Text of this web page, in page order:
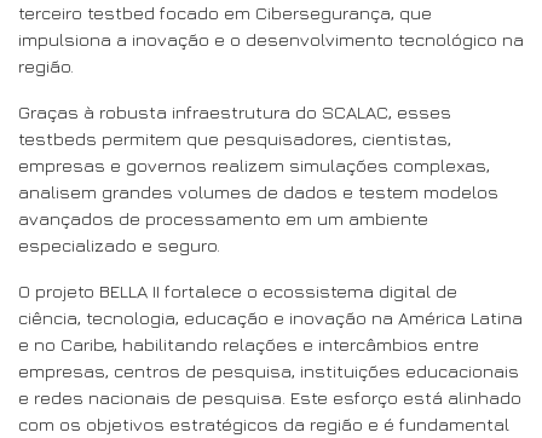
terceiro testbed focado em Cibersegurança, que
impulsiona a inovação e o desenvolvimento tecnológico na
região.
Graças à robusta infraestrutura do SCALAC, esses
testbeds permitem que pesquisadores, cientistas,
empresas e governos realizem simulações complexas,
analisem grandes volumes de dados e testem modelos
avançados de processamento em um ambiente
especializado e seguro.
O projeto BELLA II fortalece o ecossistema digital de
ciência, tecnologia, educação e inovação na América Latina
e no Caribe, habilitando relações e intercâmbios entre
empresas, centros de pesquisa, instituições educacionais
e redes nacionais de pesquisa. Este esforço está alinhado
com os objetivos estratégicos da região e é fundamental